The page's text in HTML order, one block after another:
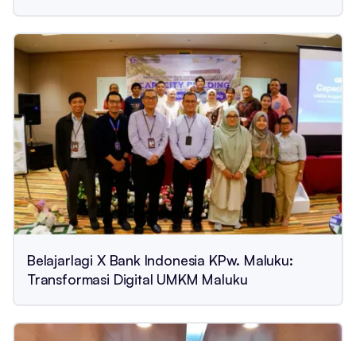
Belajarlagi X Bank Indonesia KPw. Maluku:
Transformasi Digital UMKM Maluku